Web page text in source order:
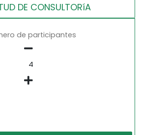
DE CONSULTORíA
de participantes